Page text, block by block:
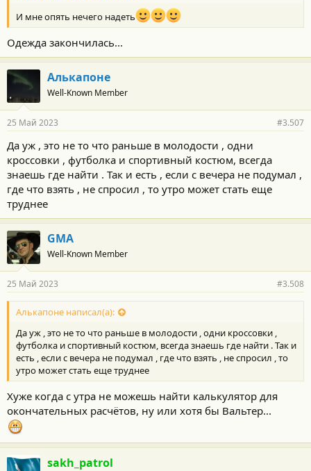
И мне опять нечего надеть
Одежда закончилась...
Алькапоне
Well-Known Member
25 Май 2023 #3.507
Да уж , это не то что раньше в молодости , одни
кроссовки , футболка и спортивный костюм, всегда
знаешь где найти . Так и есть , если с вечера не подумал ,
где что взять , не спросил , то утро может стать еще
труднее
GMA
Well-Known Member
25 Май 2023 #3.508
Алькапоне написал(а):
Да уж , это не то что раньше в молодости , одни кроссовки ,
футболка и спортивный костюм, всегда знаешь где найти . Так и
есть , если с вечера не подумал , где что взять , не спросил , то
утро может стать еще труднее
Хуже когда с утра не можешь найти калькулятор для
окончательных расчётов, ну или хотя бы Вальтер...
sakh_patrol